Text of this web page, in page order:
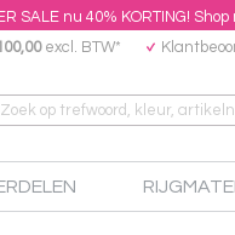
SALE nu 40% KORTING!
excl. BTW*